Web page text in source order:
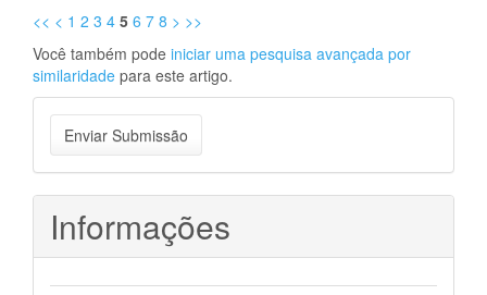
<< < 1 2 3 4 5 6 7 8 > >>
Você também pode iniciar uma pesquisa avançada por
similaridade para este artigo.
Enviar
Submissão
Enviar Submissão
Informações